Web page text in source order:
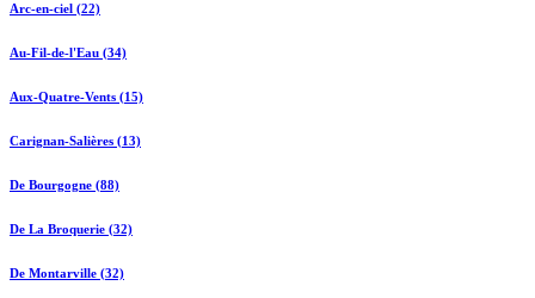
Arc-en-ciel (22)
Au-Fil-de-l'Eau (34)
Aux-Quatre-Vents (15)
Carignan-Salières (13)
De Bourgogne (88)
De La Broquerie (32)
De Montarville (32)